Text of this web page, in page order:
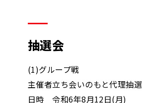
抽選会
(1)グループ戦
主催者立ち会いのもと代理抽
日時 令和6年8月12日(月)